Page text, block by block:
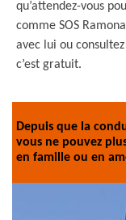
qu’attendez-vous
comme SOS
avec lui ou
c’est gratuit.
Depuis que la
vous ne pouvez
en famille ou en